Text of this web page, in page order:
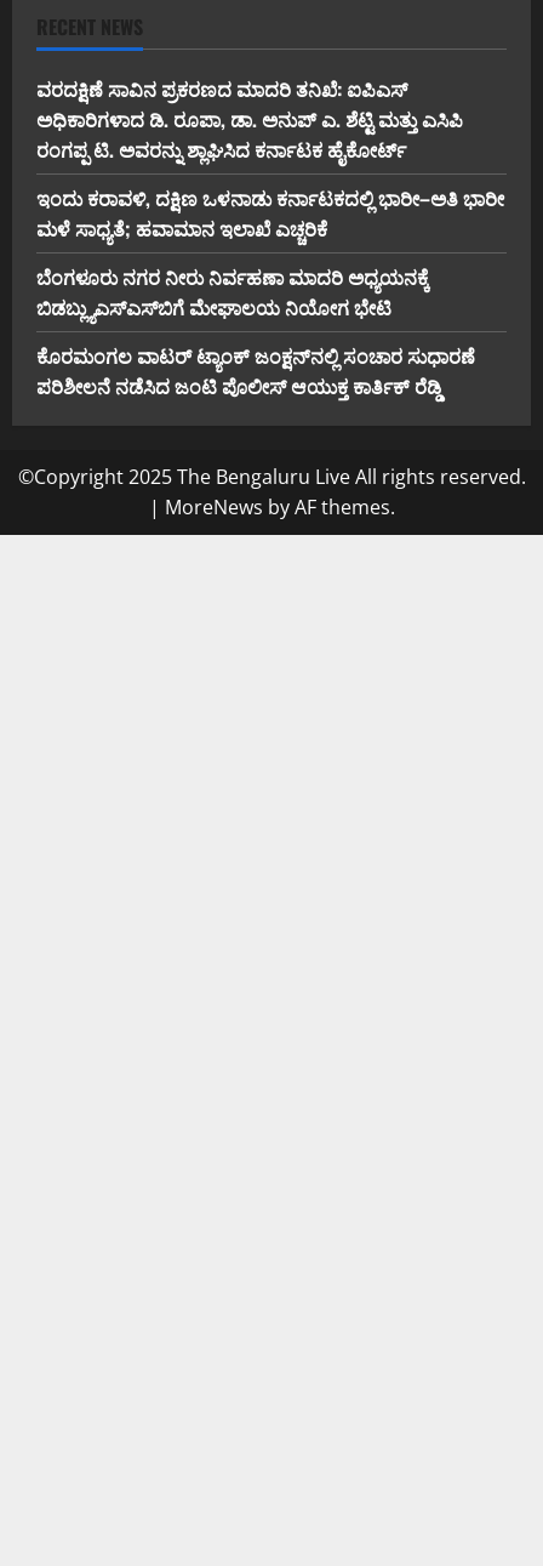
RECENT NEWS
ವರದಕ್ಷಿಣೆ ಸಾವಿನ ಪ್ರಕರಣದ ಮಾದರಿ ತನಿಖೆ: ಐಪಿಎಸ್
ಅಧಿಕಾರಿಗಳಾದ ಡಿ. ರೂಪಾ, ಡಾ. ಅನುಪ್ ಎ. ಶೆಟ್ಟಿ ಮತ್ತು ಎಸಿಪಿ
ರಂಗಪ್ಪ ಟಿ. ಅವರನ್ನು ಶ್ಲಾಘಿಸಿದ ಕರ್ನಾಟಕ ಹೈಕೋರ್ಟ್
ಇಂದು ಕರಾವಳಿ, ದಕ್ಷಿಣ ಒಳನಾಡು ಕರ್ನಾಟಕದಲ್ಲಿ ಭಾರೀ–ಅತಿ ಭಾರೀ
ಮಳೆ ಸಾಧ್ಯತೆ; ಹವಾಮಾನ ಇಲಾಖೆ ಎಚ್ಚರಿಕೆ
ಬೆಂಗಳೂರು ನಗರ ನೀರು ನಿರ್ವಹಣಾ ಮಾದರಿ ಅಧ್ಯಯನಕ್ಕೆ
ಬಿ‌ಡಬ್ಲ್ಯು‌ಎಸ್‌ಎಸ್‌ಬಿಗೆ ಮೇಘಾಲಯ ನಿಯೋಗ ಭೇಟಿ
ಕೊರಮಂಗಲ ವಾಟರ್ ಟ್ಯಾಂಕ್ ಜಂಕ್ಷನ್‌ನಲ್ಲಿ ಸಂಚಾರ ಸುಧಾರಣೆ
ಪರಿಶೀಲನೆ ನಡೆಸಿದ ಜಂಟಿ ಪೊಲೀಸ್ ಆಯುಕ್ತ ಕಾರ್ತಿಕ್ ರೆಡ್ಡಿ
©Copyright 2025 The Bengaluru Live All rights reserved.
| MoreNews by AF themes.